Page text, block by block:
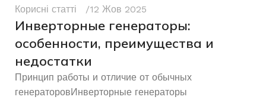
Корисні статті 12 Жов 2025
Инверторные генераторы:
особенности, преимущества и
недостатки
Принцип работы и отличие от обычных
генераторовИнверторные генераторы